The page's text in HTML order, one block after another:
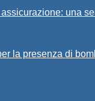
una
la presenza di